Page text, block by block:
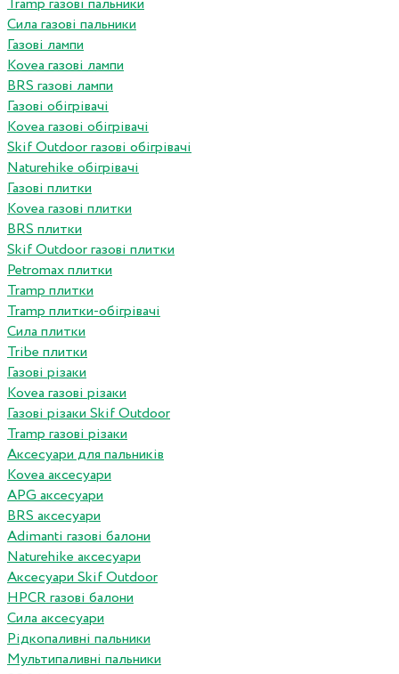
Tramp газові пальники
Сила газові пальники
Газові лампи
Kovea газові лампи
BRS газові лампи
Газові обігрівачі
Kovea газові обігрівачі
Skif Outdoor газові обігрівачі
Naturehike обігрівачі
Газові плитки
Kovea газові плитки
BRS плитки
Skif Outdoor газові плитки
Petromax плитки
Tramp плитки
Tramp плитки-обігрівачі
Сила плитки
Tribe плитки
Газові різаки
Kovea газові різаки
Газові різаки Skif Outdoor
Tramp газові різаки
Аксесуари для пальників
Kovea аксесуари
APG аксесуари
BRS аксесуари
Adimanti газові балони
Naturehike аксесуари
Аксесуари Skif Outdoor
HPCR газові балони
Сила аксесуари
Рідкопаливні пальники
Мультипаливні пальники